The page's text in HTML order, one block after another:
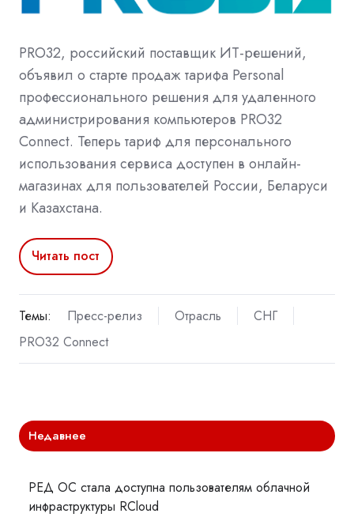
PRO32, российский поставщик ИТ-решений,
объявил о старте продаж тарифа Personal
профессионального решения для удаленного
администрирования компьютеров PRO32
Connect. Теперь тариф для персонального
использования сервиса доступен в онлайн-
магазинах для пользователей России, Беларуси
и Казахстана.
Читать пост
Темы: Пресс-релиз Отрасль
СНГ
PRO32 Connect
Недавнее
РЕД ОС стала доступна пользователям облачной
инфраструктуры RCloud